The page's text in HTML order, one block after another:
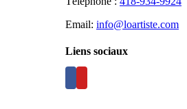
Email: info@loartiste.com
Liens sociaux